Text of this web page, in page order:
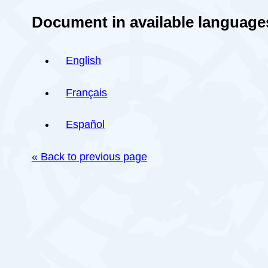
Document in available
English
Français
Español
« Back to previous page